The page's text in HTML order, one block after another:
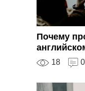
Почему
18 0